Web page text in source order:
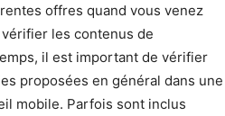
offres quand vous venez
vérifier les contenus de
il est important de vérifier
proposées en général dans une
mobile. Parfois sont inclus